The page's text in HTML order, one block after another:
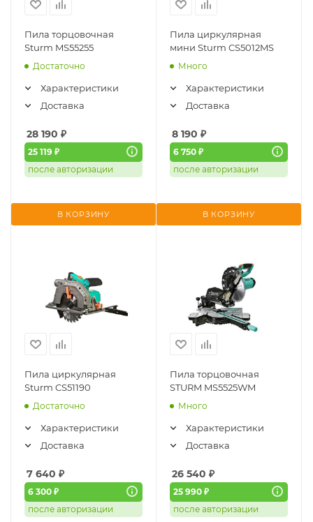
Пила торцовочная
Sturm MS55255
Достаточно
Характеристики
Доставка
28 190 ₽
25 119 ₽
после авторизации
В КОРЗИНУ
Пила циркулярная
мини Sturm CS5012MS
Много
Характеристики
Доставка
8 190 ₽
6 750 ₽
после авторизации
В КОРЗИНУ
Пила циркулярная
Sturm CS51190
Достаточно
Характеристики
Доставка
7 640 ₽
6 300 ₽
после авторизации
Пила торцовочная
STURM MS5525WM
Много
Характеристики
Доставка
26 540 ₽
25 990 ₽
после авторизации